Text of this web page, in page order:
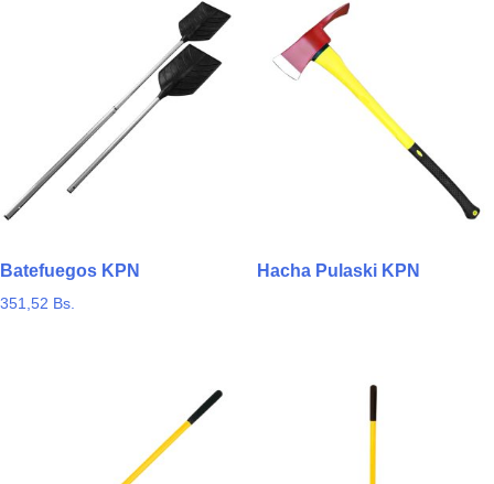
Batefuegos KPN
351,52 Bs.
Hacha Pulaski KPN